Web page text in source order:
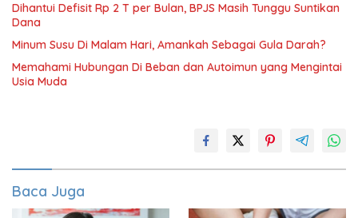
Dihantui Defisit Rp 2 T per Bulan, BPJS Masih Tunggu Suntikan
Dana
Minum Susu Di Malam Hari, Amankah Sebagai Gula Darah?
Memahami Hubungan Di Beban dan Autoimun yang Mengintai
Usia Muda
Baca Juga